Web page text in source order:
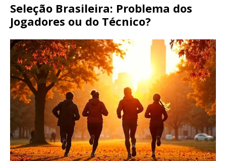
Seleção Brasileira: Problema dos
Jogadores ou do Técnico?